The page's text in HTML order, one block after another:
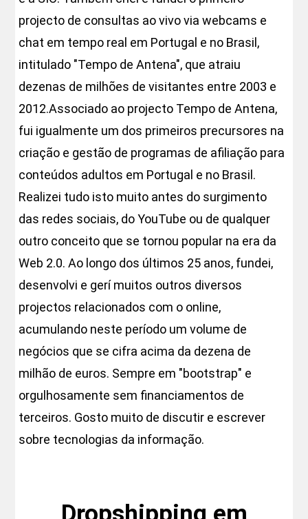
projecto de consultas ao vivo via webcams e
chat em tempo real em Portugal e no Brasil,
intitulado "Tempo de Antena", que atraiu
dezenas de milhões de visitantes entre 2003 e
2012.Associado ao projecto Tempo de Antena,
fui igualmente um dos primeiros precursores na
criação e gestão de programas de afiliação para
conteúdos adultos em Portugal e no Brasil.
Realizei tudo isto muito antes do surgimento
das redes sociais, do YouTube ou de qualquer
outro conceito que se tornou popular na era da
Web 2.0. Ao longo dos últimos 25 anos, fundei,
desenvolvi e gerí muitos outros diversos
projectos relacionados com o online,
acumulando neste período um volume de
negócios que se cifra acima da dezena de
milhão de euros. Sempre em "bootstrap" e
orgulhosamente sem financiamentos de
terceiros. Gosto muito de discutir e escrever
sobre tecnologias da informação.